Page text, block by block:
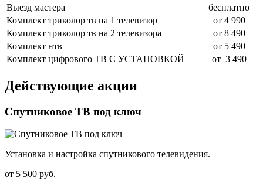
Выезд мастера
бесплатно
Комплект триколор тв на 1 телевизор
от 4 990
Комплект триколор тв на 2 телевизора
от 8 490
Комплект нтв+
от 5 490
Комплект цифрового ТВ С УСТАНОВКОЙ
от 3 490
Действующие акции
Спутниковое ТВ под ключ
Установка и настройка спутникового телевидения.
от 5 500 руб.